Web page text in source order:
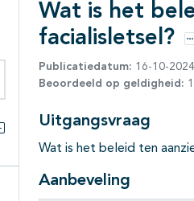
binnen deze richtlijn
Alles openklappen
Wat is het
facialisletsel?
Publicatiedatum: 16-10-2024
Beoordeeld op geldigheid:
Uitgangsvraag
Wat is het beleid ten
Aanbeveling